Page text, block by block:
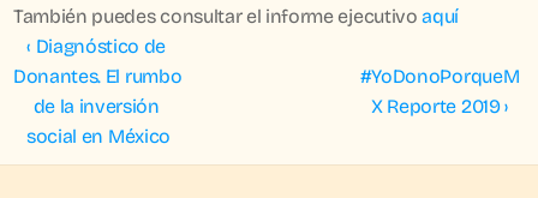
También puedes consultar el informe ejecutivo aquí
‹ Diagnóstico de
Donantes. El rumbo
de la inversión
social en México
#YoDonoPorqueM
X Reporte 2019 ›